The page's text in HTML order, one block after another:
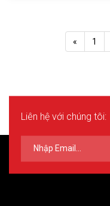
« 1
Liên hệ với chúng tôi: